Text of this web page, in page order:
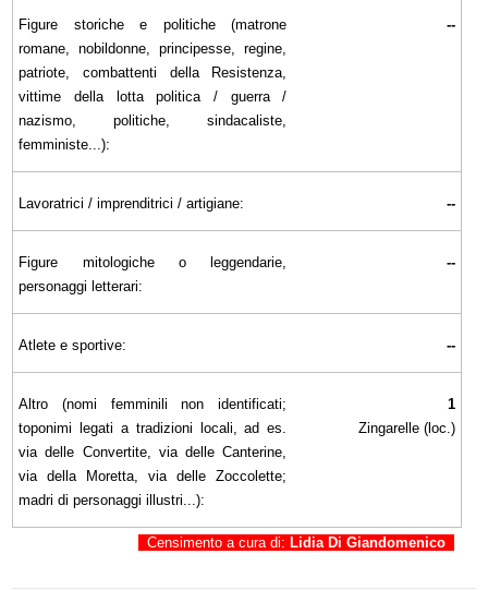
Figure storiche e politiche (matrone
romane, nobildonne, principesse, regine,
patriote, combattenti della Resistenza,
vittime della lotta politica / guerra /
nazismo, politiche, sindacaliste,
femministe...):
--
Lavoratrici / imprenditrici / artigiane: --
Figure mitologiche o leggendarie,
personaggi letterari:
--
Atlete e sportive: --
Altro (nomi femminili non identificati;
toponimi legati a tradizioni locali, ad es.
via delle Convertite, via delle Canterine,
via della Moretta, via delle Zoccolette;
madri di personaggi illustri...):
1
Zingarelle (loc.)
Censimento a cura di: Lidia Di Giandomenico